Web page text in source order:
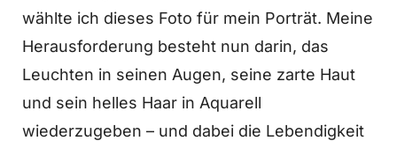
wählte ich dieses Foto für mein Porträt. Meine
Herausforderung besteht nun darin, das
Leuchten in seinen Augen, seine zarte Haut
und sein helles Haar in Aquarell
wiederzugeben – und dabei die Lebendigkeit